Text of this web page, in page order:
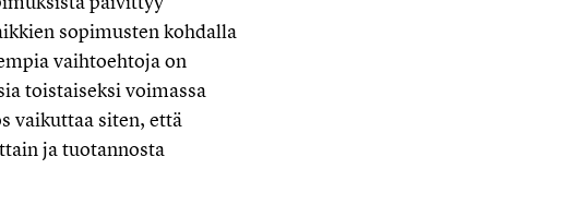
sopimusten kohdalla
vaihtoehtoja on
toistaiseksi voimassa
vaikuttaa siten, että
ja tuotannosta